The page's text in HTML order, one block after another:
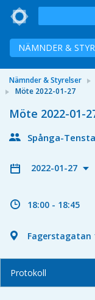
NÄMNDER &
Nämnder & Styrelser
Möte 2022-01-27
Möte 2022-01-
Spånga-
2022-01-27
18:00 - 18:45
Fagerstagatan
Protokoll